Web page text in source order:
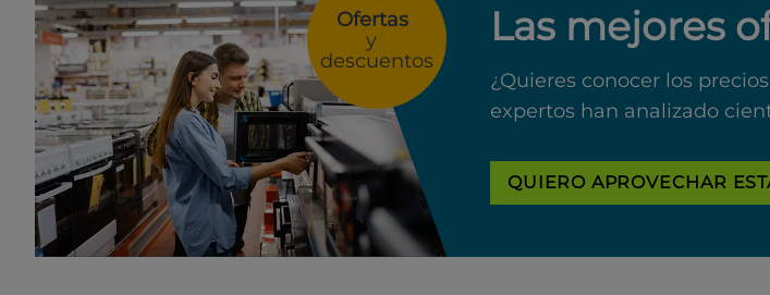
Ofertas
y
descuentos
Las mejores
¿Quieres conocer los
expertos han analizado
QUIERO APROVECHAR